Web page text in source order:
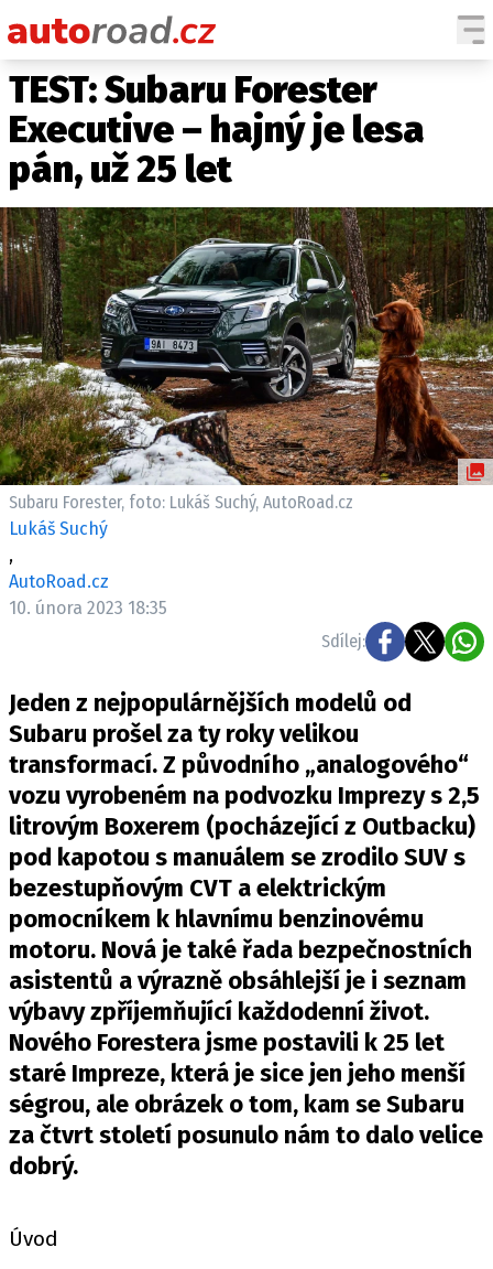
AUTA
TESTY AUT
NOVINKY
SPY
HISTORIE
ZAJÍMAVOSTI
TECHNIKA
EKONOMIKA
ČESKÝ TRH
TUNING
PROFI
ELEKTRO
OSTATNÍ
TISKOVKY
ROZHOVORY
DAKAR
Z DOMOVA
ZE SVĚTA
MOTORSPORT
PIT LANE
ČEŠI V AKCI
FIA CEZ & POHÁRY
MEZINÁRODNÍ SCÉNA
SLEDUJTE NÁS NA
TEST: Subaru Forester
Executive – hajný je lesa
pán, už 25 let
Subaru Forester, foto: Lukáš Suchý, AutoRoad.cz
Lukáš Suchý
,
AutoRoad.cz
10. února 2023 18:35
Sdílej:
Jeden z nejpopulárnějších modelů od
Subaru prošel za ty roky velikou
transformací. Z původního „analogového“
vozu vyrobeném na podvozku Imprezy s 2,5
litrovým Boxerem (pocházející z Outbacku)
pod kapotou s manuálem se zrodilo SUV s
bezestupňovým CVT a elektrickým
pomocníkem k hlavnímu benzinovému
motoru. Nová je také řada bezpečnostních
asistentů a výrazně obsáhlejší je i seznam
výbavy zpříjemňující každodenní život.
Nového Forestera jsme postavili k 25 let
staré Impreze, která je sice jen jeho menší
ségrou, ale obrázek o tom, kam se Subaru
za čtvrt století posunulo nám to dalo velice
dobrý.
Úvod